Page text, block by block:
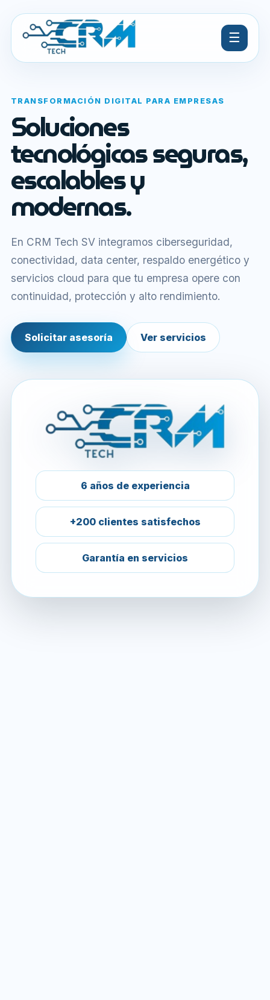
☰
TRANSFORMACIÓN DIGITAL PARA EMPRESAS
Soluciones
tecnológicas seguras,
escalables y
modernas.
En CRM Tech SV integramos ciberseguridad,
conectividad, data center, respaldo energético y
servicios cloud para que tu empresa opere con
continuidad, protección y alto rendimiento.
Solicitar asesoría Ver servicios
6 años de experiencia
+200 clientes satisfechos
Garantía en servicios